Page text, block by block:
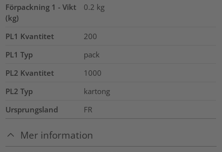
Förpackning 1 - Vikt
(kg)
0.2 kg
PL1 Kvantitet
200
PL1 Typ
pack
PL2 Kvantitet
1000
PL2 Typ
kartong
Ursprungsland
FR
Mer information